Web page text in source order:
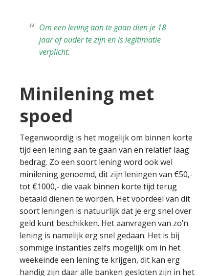
Om een lening aan te gaan dien je 18
jaar of ouder te zijn en is legitimatie
verplicht.
Minilening met
spoed
Tegenwoordig is het mogelijk om binnen korte
tijd een lening aan te gaan van en relatief laag
bedrag. Zo een soort lening word ook wel
minilening genoemd, dit zijn leningen van €50,-
tot €1000,- die vaak binnen korte tijd terug
betaald dienen te worden. Het voordeel van dit
soort leningen is natuurlijk dat je erg snel over
geld kunt beschikken. Het aanvragen van zo’n
lening is namelijk erg snel gedaan. Het is bij
sommige instanties zelfs mogelijk om in het
weekeinde een lening te krijgen, dit kan erg
handig zijn daar alle banken gesloten zijn in het